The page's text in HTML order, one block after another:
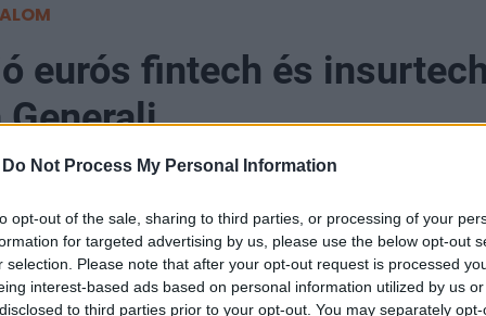
Do Not Process My Personal Information
opt-out of the sale, sharing to third parties, or processing of your
for targeted advertising by us, please use the below opt-out
selection. Please note that after your opt-out request is processed
interest-based ads based on personal information utilized by us
to third parties prior to your opt-out. You may separately
eurós fintech és
Ventures", a Generali Csoport 250 millió eurós
célja az innovációs kezdeményezések